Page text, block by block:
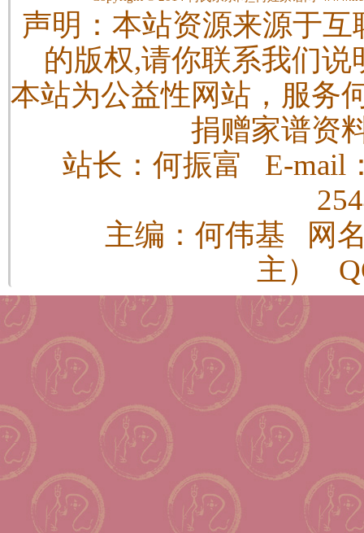
声明：本站资源来源于
的版权,请你联系我们
本站为公益性网站，服务
捐赠家谱资
站长：何振富 E-mail
主编：何伟基 网
主）